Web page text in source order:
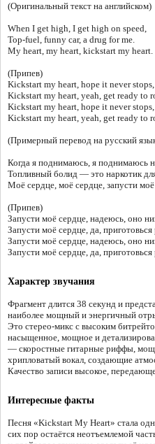
(Оригинальный текст на английском)
When I get high, I get high on speed,
Top-fuel, funny car, a drug for me.
My heart, my heart, kickstart my heart.
(Припев)
Kickstart my heart, hope it never stops,
Kickstart my heart, yeah, get ready to
Kickstart my heart, hope it never stops,
Kickstart my heart, yeah, get ready to
(Примерный перевод на русский
Когда я поднимаюсь, я поднимаюсь
Топливный болид — это наркотик
Моё сердце, моё сердце, запусти
(Припев)
Запусти моё сердце, надеюсь, оно
Запусти моё сердце, да,
Запусти моё сердце, надеюсь, оно
Запусти моё сердце, да,
Характер звучания
Фрагмент длится 38 секунд и
наиболее мощный и энергичный
Это стерео-микс с высоким
насыщенное, мощное и
— скоростные гитарные риффы,
хрипловатый вокал, создающие
Качество записи высокое,
Интересные факты
Песня «Kickstart My Heart» стала
сих пор остаётся неотъемлемой